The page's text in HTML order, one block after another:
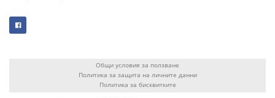
Общи условия за ползване
Политика за защита на личните данни
Политика за бисквитките